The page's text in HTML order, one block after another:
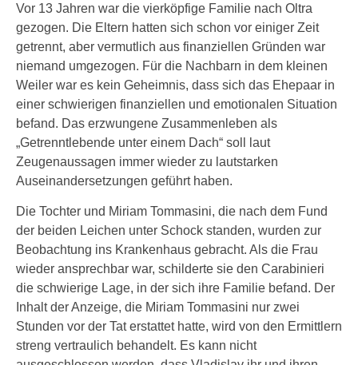
Vor 13 Jahren war die vierköpfige Familie nach Oltra
gezogen. Die Eltern hatten sich schon vor einiger Zeit
getrennt, aber vermutlich aus finanziellen Gründen war
niemand umgezogen. Für die Nachbarn in dem kleinen
Weiler war es kein Geheimnis, dass sich das Ehepaar in
einer schwierigen finanziellen und emotionalen Situation
befand. Das erzwungene Zusammenleben als
„Getrenntlebende unter einem Dach“ soll laut
Zeugenaussagen immer wieder zu lautstarken
Auseinandersetzungen geführt haben.
Die Tochter und Miriam Tommasini, die nach dem Fund
der beiden Leichen unter Schock standen, wurden zur
Beobachtung ins Krankenhaus gebracht. Als die Frau
wieder ansprechbar war, schilderte sie den Carabinieri
die schwierige Lage, in der sich ihre Familie befand. Der
Inhalt der Anzeige, die Miriam Tommasini nur zwei
Stunden vor der Tat erstattet hatte, wird von den Ermittlern
streng vertraulich behandelt. Es kann nicht